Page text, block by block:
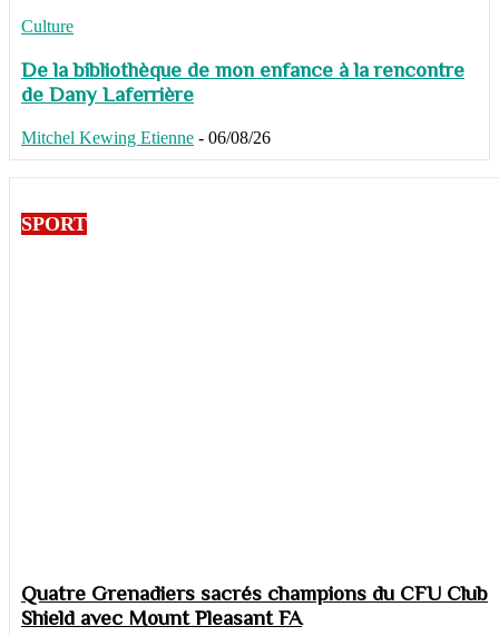
Culture
De la bibliothèque de mon enfance à la rencontre
de Dany Laferrière
Mitchel Kewing Etienne - 06/08/26
SPORT
Quatre Grenadiers sacrés champions du CFU Club
Shield avec Mount Pleasant FA